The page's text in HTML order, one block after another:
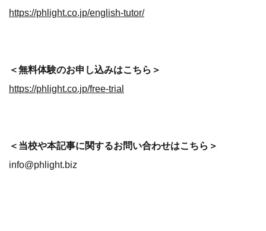
https://phlight.co.jp/english-tutor/
＜無料体験のお申し込みはこちら＞
https://phlight.co.jp/free-trial
＜当校や本記事に関するお問い合わせはこちら＞
info@phlight.biz